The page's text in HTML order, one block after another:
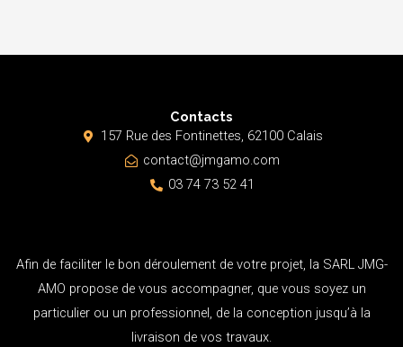
Contacts
157 Rue des Fontinettes, 62100 Calais
contact@jmgamo.com
03 74 73 52 41
Afin de faciliter le bon déroulement de votre projet, la SARL JMG-
AMO propose de vous accompagner, que vous soyez un
particulier ou un professionnel, de la conception jusqu’à la
livraison de vos travaux.